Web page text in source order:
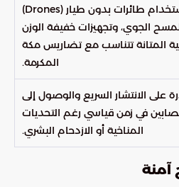
استخدام طائرات بدون طيار (Drones)
الجوي، وتجهيزات خفيفة الوزن
المتانة تتناسب مع تضاريس مكة
المكرمة.
على الانتشار السريع والوصول إلى
في زمن قياسي رغم التحديات
المناخية أو الازدحام البشري.
آمنة